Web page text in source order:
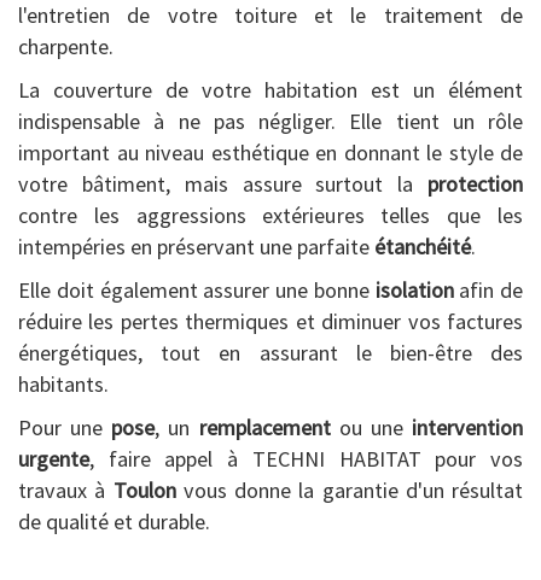
l'entretien de votre toiture et le traitement de
charpente.
La couverture de votre habitation est un élément
indispensable à ne pas négliger. Elle tient un rôle
important au niveau esthétique en donnant le style de
votre bâtiment, mais assure surtout la protection
contre les aggressions extérieures telles que les
intempéries en préservant une parfaite étanchéité.
Elle doit également assurer une bonne isolationafin de
réduire les pertes thermiques et diminuer vos factures
énergétiques, tout en assurant le bien-être des
habitants.
Pour une pose, un remplacementou une intervention
urgente, faire appel à TECHNI HABITAT pour vos
travaux à Toulonvous donne la garantie d'un résultat
de qualité et durable.